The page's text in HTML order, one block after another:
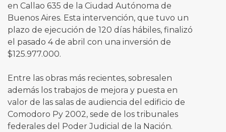
en Callao 635 de la Ciudad Autónoma de
Buenos Aires. Esta intervención, que tuvo un
plazo de ejecución de 120 días hábiles, finalizó
el pasado 4 de abril con una inversión de
$125.977.000.
Entre las obras más recientes, sobresalen
además los trabajos de mejora y puesta en
valor de las salas de audiencia del edificio de
Comodoro Py 2002, sede de los tribunales
federales del Poder Judicial de la Nación.